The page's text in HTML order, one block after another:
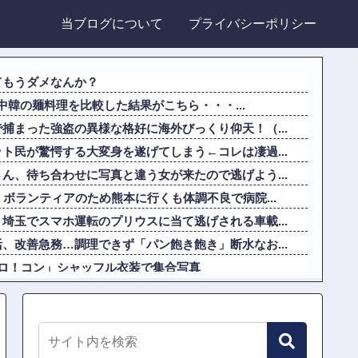
当ブログについて プライバシーポリシー
うダメなんか？
韓の麺料理を比較した結果がこちら・・・...
まった強盗の異様な格好に海外びっくり仰天！（...
ト民が驚愕する大変身を遂げてしまう←コレは凄過...
ん、待ち合わせに写真と違う女が来たので逃げよう...
ボランティアのため熊本に行くも体調不良で病院...
埼玉でスマホ運転のプリウスに当て逃げされる車載...
、改善急務…調理できず「パン飽き飽き」断水なお...
！コン」シャッフル衣装で集合写真
規模だけどお勧めな日本の観光名所／お店に対...
んな人なんだろ」→ググる